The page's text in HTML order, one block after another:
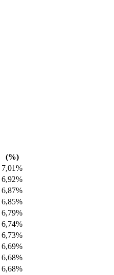
(%)
7,01%
6,92%
6,87%
6,85%
6,79%
6,74%
6,73%
6,69%
6,68%
6,68%